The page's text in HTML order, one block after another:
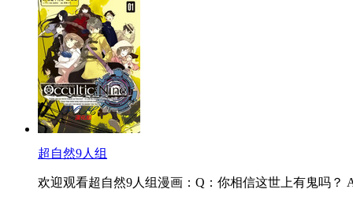
超自然9人组
欢迎观看超自然9人组漫画：Q：你相信这世上有鬼吗？